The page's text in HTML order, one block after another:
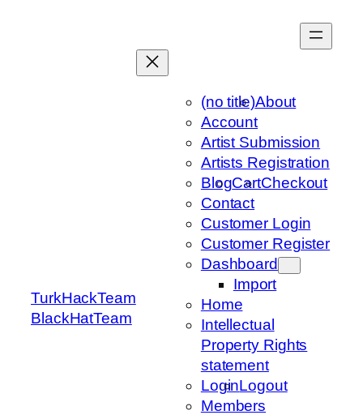
TurkHackTeam
BlackHatTeam
(no title)About
Account
Artist Submission
Artists Registration
BlogCartCheckout
Contact
Customer Login
Customer Register
Dashboard
Import
Home
Intellectual
Property Rights
statement
LoginLogout
Members